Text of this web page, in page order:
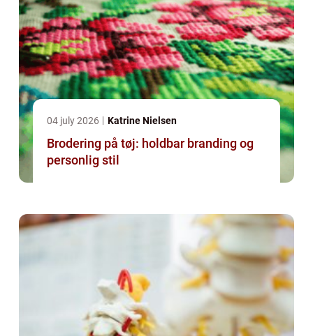
04 july 2026 Katrine Nielsen
Brodering på tøj: holdbar branding og
personlig stil